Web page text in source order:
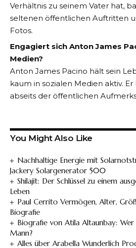
Verhältnis zu seinem Vater hat,
seltenen öffentlichen Auftritten
Fotos.
Engagiert sich Anton James
Medien?
Anton James Pacino hält sein
kaum in sozialen Medien aktiv.
abseits der öffentlichen
You Might Also Like
Nachhaltige Energie mit
Jackery Solargenerator 500
Shilajit: Der Schlüssel zu einem
Leben
Paul Cerrito Vermögen, Alter,
Biografie
Biografie von Atila Altaunbay: Wer
Mann?
Alles über Arabella Wunderlich